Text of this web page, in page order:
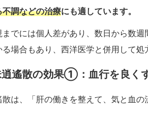
不調などの治療にも適しています。
でには個人差があり、数日から数
場合もあり、西洋医学と併用して処
逍遙散の効果①：血行を良く
散は、「肝の働きを整えて、気と血